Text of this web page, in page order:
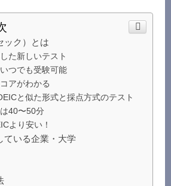
ック）とは
た新しいテスト
つでも受験可能
アがわかる
と似た形式と採点方式のテスト
40〜50分
より安い！
ている企業・大学